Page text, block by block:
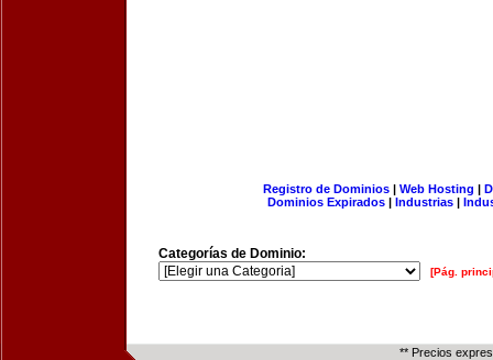
Registro de Dominios| Web Hosting |
Dominios Expirados | Industrias |
Categorías de Dominio:
[Pág.
** Precios